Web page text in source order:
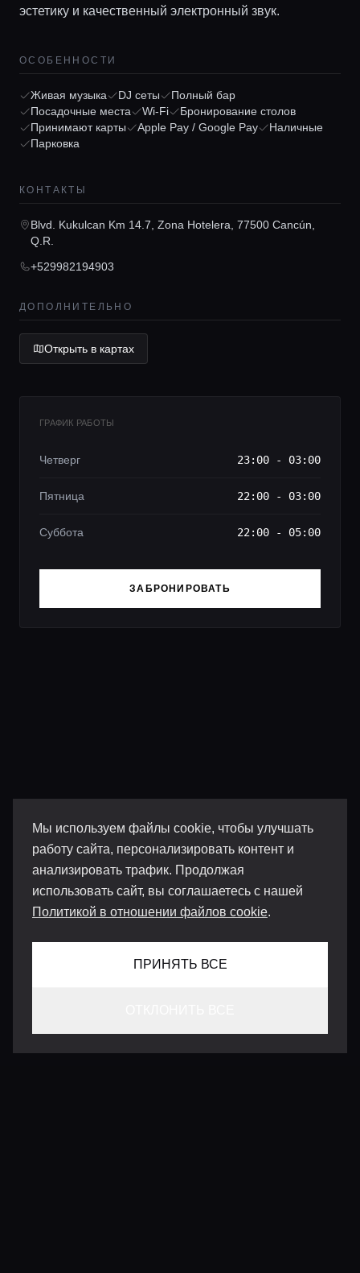
Мы используем файлы cookie, чтобы улучшать
работу сайта, персонализировать контент и
анализировать трафик. Продолжая
использовать сайт, вы соглашаетесь с нашей
Политикой в отношении файлов cookie.
ПРИНЯТЬ ВСЕ
Гиды
Консьерж сервис
Lifestyle журнал
эстетику и качественный электронный звук.
ОСОБЕННОСТИ
Живая музыка DJ сеты
Полный бар
Посадочные места
Wi-Fi
Бронирование столов
Принимают карты
Apple Pay / Google Pay
Наличные
Парковка
КОНТАКТЫ
Blvd. Kukulcan Km 14.7, Zona Hotelera, 77500 Cancún,
Q.R.
+529982194903
ДОПОЛНИТЕЛЬНО
Открыть в картах
ГРАФИК РАБОТЫ
Четверг 23:00 - 03:00
Пятница 22:00 - 03:00
Суббота 22:00 - 05:00
ЗАБРОНИРОВАТЬ